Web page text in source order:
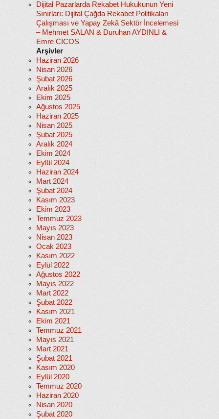
Dijital Pazarlarda Rekabet Hukukunun Yeni
Sınırları: Dijital Çağda Rekabet Politikaları
Çalışması ve Yapay Zekâ Sektör İncelemesi
– Mehmet SALAN & Duruhan AYDINLI &
Emre CİCOS
Arşivler
Haziran 2026
Nisan 2026
Şubat 2026
Aralık 2025
Ekim 2025
Ağustos 2025
Haziran 2025
Nisan 2025
Şubat 2025
Aralık 2024
Ekim 2024
Eylül 2024
Haziran 2024
Mart 2024
Şubat 2024
Kasım 2023
Ekim 2023
Temmuz 2023
Mayıs 2023
Nisan 2023
Ocak 2023
Kasım 2022
Eylül 2022
Ağustos 2022
Mayıs 2022
Mart 2022
Şubat 2022
Kasım 2021
Ekim 2021
Temmuz 2021
Mayıs 2021
Mart 2021
Şubat 2021
Kasım 2020
Eylül 2020
Temmuz 2020
Haziran 2020
Nisan 2020
Şubat 2020